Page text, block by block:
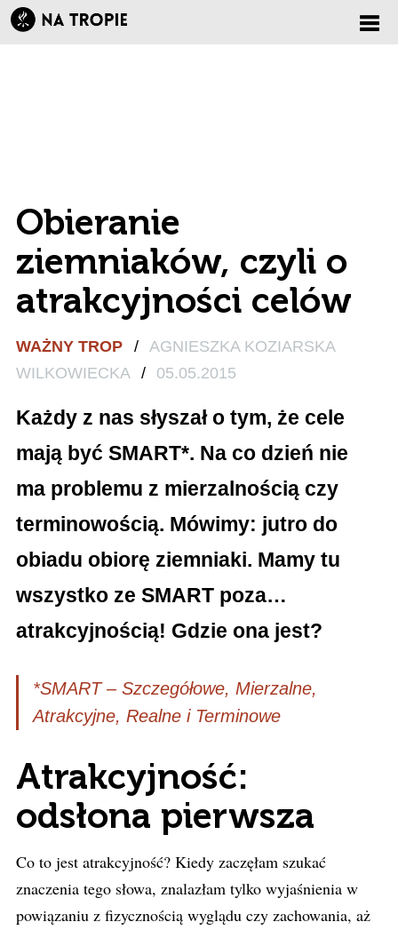
Obieranie
ziemniaków, czyli o
atrakcyjności celów
WAŻNY TROP / AGNIESZKA KOZIARSKA
WILKOWIECKA / 05.05.2015
Każdy z nas słyszał o tym, że cele
mają być SMART*. Na co dzień nie
ma problemu z mierzalnością czy
terminowością. Mówimy: jutro do
obiadu obiorę ziemniaki. Mamy tu
wszystko ze SMART poza…
atrakcyjnością! Gdzie ona jest?
*SMART – Szczegółowe, Mierzalne,
Atrakcyjne, Realne i Terminowe
Atrakcyjność:
odsłona pierwsza
Co to jest atrakcyjność? Kiedy zaczęłam szukać
znaczenia tego słowa, znalazłam tylko wyjaśnienia w
powiązaniu z fizycznością wyglądu czy zachowania, aż